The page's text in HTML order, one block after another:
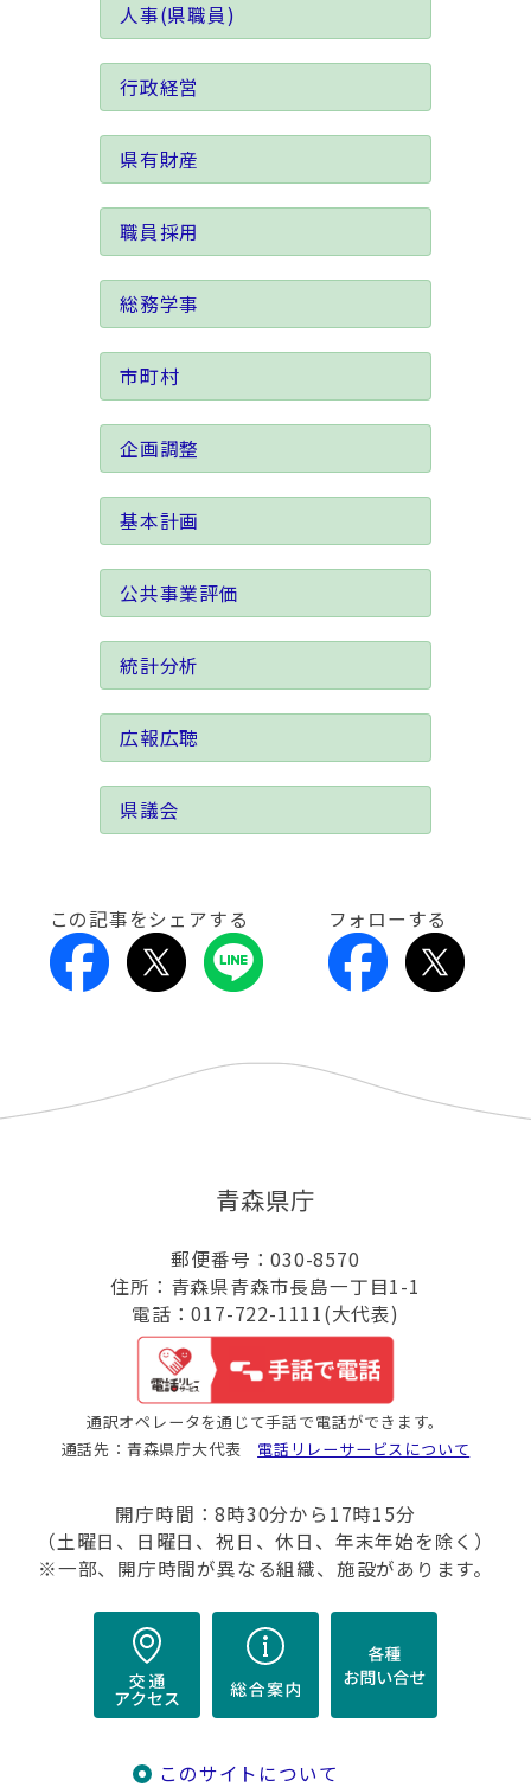
人事(県職員)
行政経営
県有財産
職員採用
総務学事
市町村
企画調整
基本計画
公共事業評価
統計分析
広報広聴
県議会
この記事をシェアする フォローする
青森県庁
郵便番号：030-8570
住所：青森県青森市長島一丁目1-1
電話：017-722-1111(大代表)
通訳オペレータを通じて手話で電話ができます。
通話先：青森県庁大代表 電話リレーサービスについて
開庁時間：8時30分から17時15分
（土曜日、日曜日、祝日、休日、年末年始を除く）
※一部、開庁時間が異なる組織、施設があります。
このサイトについて